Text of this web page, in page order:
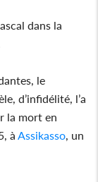
dans la
le
d’infidélité, l’a
la mort en
à Assikasso , un